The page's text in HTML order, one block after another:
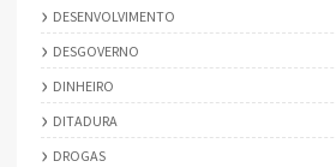
DESENVOLVIMENTO
DESGOVERNO
DINHEIRO
DITADURA
DROGAS